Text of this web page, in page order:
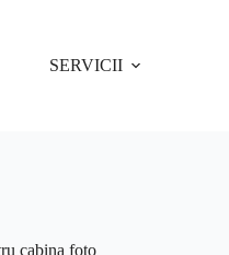
SERVICII
cabina foto